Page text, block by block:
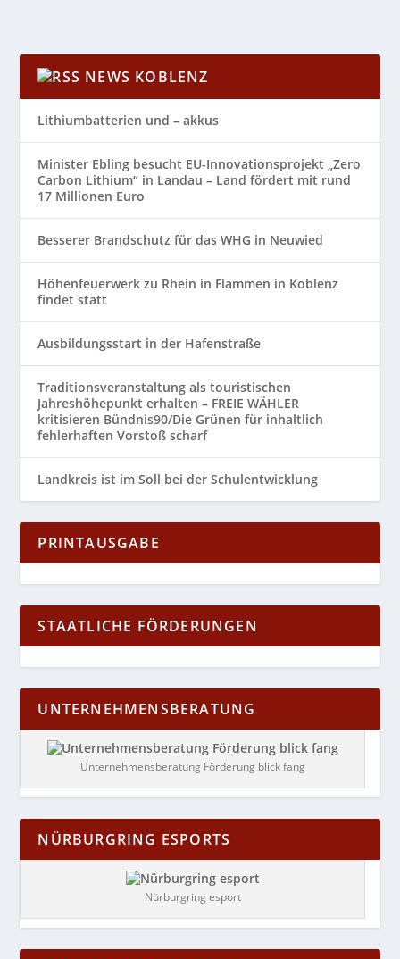
NEWS KOBLENZ
Lithiumbatterien und – akkus
Minister Ebling besucht EU-Innovationsprojekt „Zero
Carbon Lithium“ in Landau – Land fördert mit rund
17 Millionen Euro
Besserer Brandschutz für das WHG in Neuwied
Höhenfeuerwerk zu Rhein in Flammen in Koblenz
findet statt
Ausbildungsstart in der Hafenstraße
Traditionsveranstaltung als touristischen
Jahreshöhepunkt erhalten – FREIE WÄHLER
kritisieren Bündnis90/Die Grünen für inhaltlich
fehlerhaften Vorstoß scharf
Landkreis ist im Soll bei der Schulentwicklung
PRINTAUSGABE
STAATLICHE FÖRDERUNGEN
UNTERNEHMENSBERATUNG
Unternehmensberatung Förderung blick fang
NÜRBURGRING ESPORTS
Nürburgring esport